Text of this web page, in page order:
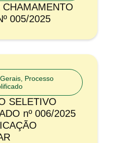
CHAMAMENTO
005/2025
Processo
SELETIVO
nº 006/2025